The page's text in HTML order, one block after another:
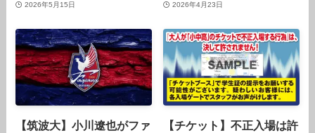
2026年5月15日 2026年4月23日
【筑波大】小川遼也がファ
【チケット】不正入場は許